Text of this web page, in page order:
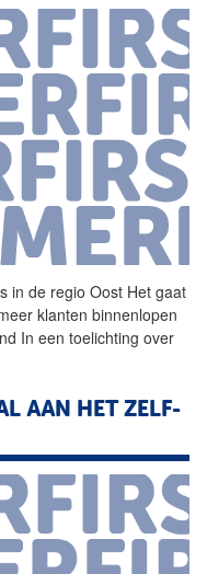
in de regio Oost Het gaat
klanten binnenlopen
In een toelichting over
AAN HET ZELF-